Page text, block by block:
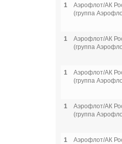
1
Аэрофлот/АК
(группа
1
Аэрофлот/АК
(группа
1
Аэрофлот/АК
(группа
1
Аэрофлот/АК
(группа
1
Аэрофлот/АК